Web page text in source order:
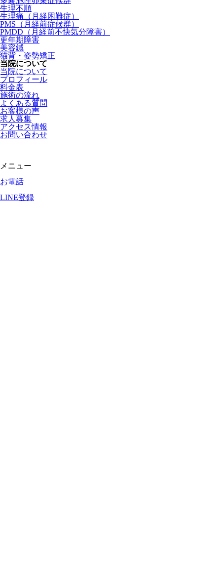
生理不順
生理痛（月経困難症）
PMS（月経前症候群）
PMDD（月経前不快気分障害）
更年期障害
美容鍼
猫背・姿勢矯正
当院について
当院について
プロフィール
料金表
施術の流れ
よくある質問
お客様の声
求人募集
アクセス情報
お問い合わせ
メニュー
お電話
LINE登録